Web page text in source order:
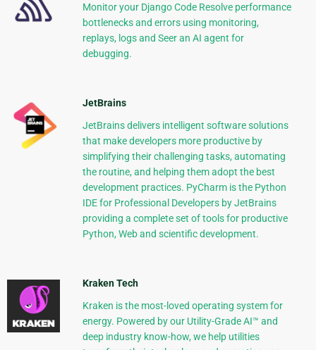
Monitor your Django Code Resolve performance
bottlenecks and errors using monitoring,
replays, logs and Seer an AI agent for
debugging.
JetBrains
JetBrains delivers intelligent software solutions
that make developers more productive by
simplifying their challenging tasks, automating
the routine, and helping them adopt the best
development practices. PyCharm is the Python
IDE for Professional Developers by JetBrains
providing a complete set of tools for productive
Python, Web and scientific development.
Kraken Tech
Kraken is the most-loved operating system for
energy. Powered by our Utility-Grade AI™ and
deep industry know-how, we help utilities